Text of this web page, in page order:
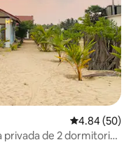
Calificación
4.84 (50)
privada de 2 dormitorios